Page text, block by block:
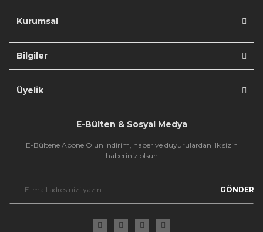
Kurumsal
Bilgiler
Üyelik
E-Bülten & Sosyal Medya
E-Bültene Abone Olun indirim, haber ve duyurulardan ilk sizin
haberiniz olsun
GÖNDER